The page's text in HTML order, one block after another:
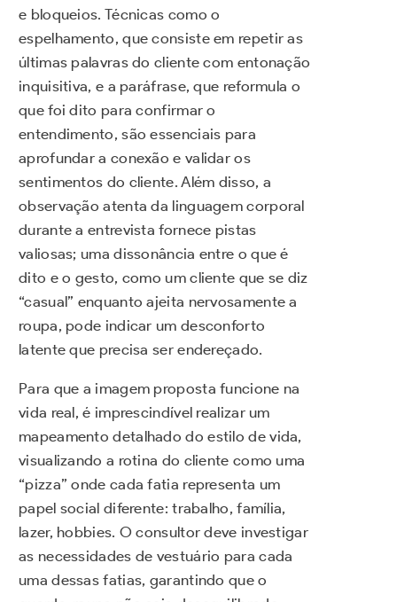
e bloqueios. Técnicas como o
espelhamento, que consiste em repetir as
últimas palavras do cliente com entonação
inquisitiva, e a paráfrase, que reformula o
que foi dito para confirmar o
entendimento, são essenciais para
aprofundar a conexão e validar os
sentimentos do cliente. Além disso, a
observação atenta da linguagem corporal
durante a entrevista fornece pistas
valiosas; uma dissonância entre o que é
dito e o gesto, como um cliente que se diz
“casual” enquanto ajeita nervosamente a
roupa, pode indicar um desconforto
latente que precisa ser endereçado.
Para que a imagem proposta funcione na
vida real, é imprescindível realizar um
mapeamento detalhado do estilo de vida,
visualizando a rotina do cliente como uma
“pizza” onde cada fatia representa um
papel social diferente: trabalho, família,
lazer, hobbies. O consultor deve investigar
as necessidades de vestuário para cada
uma dessas fatias, garantindo que o